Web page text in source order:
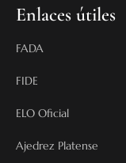
Enlaces útiles
FADA
FIDE
ELO Oficial
Ajedrez Platense